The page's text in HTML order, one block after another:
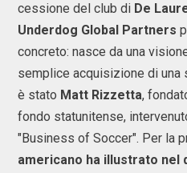
cessione del club di De
Underdog Global Partners
concreto: nasce da una
semplice acquisizione di una
è stato Matt Rizzetta,
fondo statunitense,
"Business of Soccer". Per la
americano ha illustrato